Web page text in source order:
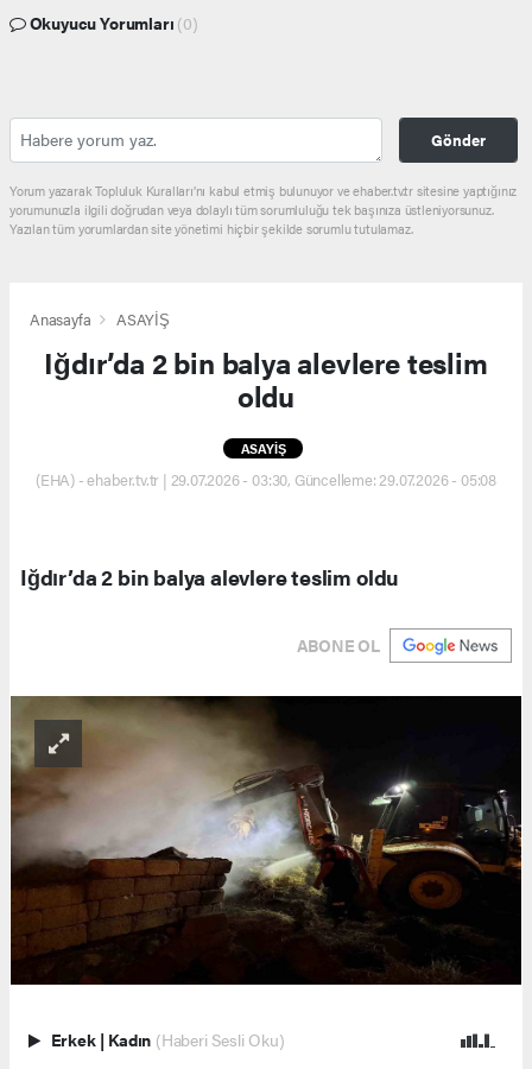
Okuyucu Yorumları (0)
Gönder
Yorum yazarak Topluluk Kuralları’nı kabul etmiş bulunuyor ve ehaber.tv.tr sitesine yaptığınız
yorumunuzla ilgili doğrudan veya dolaylı tüm sorumluluğu tek başınıza üstleniyorsunuz.
Yazılan tüm yorumlardan site yönetimi hiçbir şekilde sorumlu tutulamaz.
Anasayfa ASAYİŞ
Iğdır’da 2 bin balya alevlere teslim
oldu
ASAYİŞ
(EHA) - ehaber.tv.tr | 29.07.2026 - 03:30, Güncelleme: 29.07.2026 - 05:08
Iğdır’da 2 bin balya alevlere teslim oldu
ABONE OL
Erkek | Kadın (Haberi Sesli Oku)